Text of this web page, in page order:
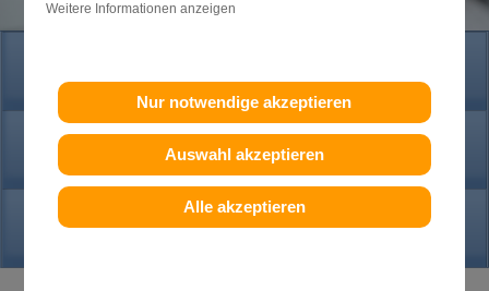
Weitere Informationen anzeigen
Nur notwendige akzeptieren
Auswahl akzeptieren
Alle akzeptieren
HOME
PRAXIS
KONTAKT